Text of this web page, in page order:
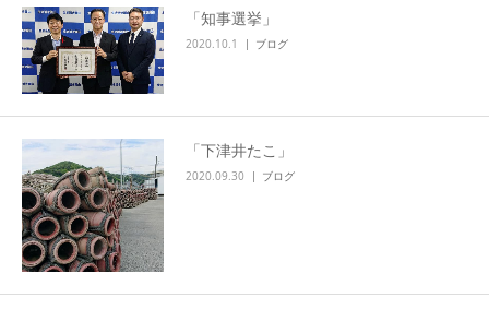
「知事選挙」
2020.10.1 ブログ
「下津井たこ」
2020.09.30 ブログ